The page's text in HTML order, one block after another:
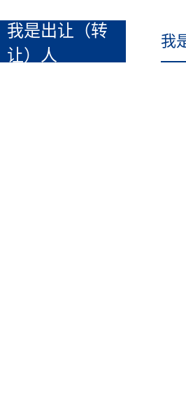
我是出让（转
让）人
我